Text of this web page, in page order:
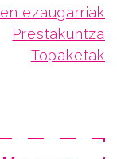
ezaugarriak
Prestakuntza
Topaketak